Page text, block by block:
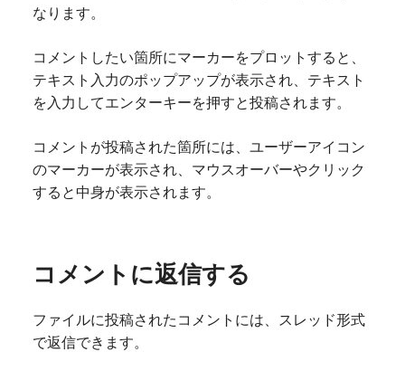
なります。
コメントしたい箇所にマーカーをプロットすると、
テキスト入力のポップアップが表示され、テキスト
を入力してエンターキーを押すと投稿されます。
コメントが投稿された箇所には、ユーザーアイコン
のマーカーが表示され、マウスオーバーやクリック
すると中身が表示されます。
コメントに返信する
ファイルに投稿されたコメントには、スレッド形式
で返信できます。